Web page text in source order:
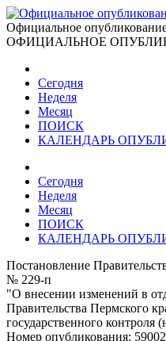
Официальное
ОФИЦИАЛЬНОЕ
Сегодня
Неделя
Месяц
ПОИСК
КАЛЕНДАРЬ
Сегодня
Неделя
Месяц
ПОИСК
КАЛЕНДАРЬ
Постановление
№ 229-п
"О внесении изменений в
Правительства Пермского
государственного контроля
Номер опубликования: